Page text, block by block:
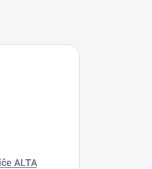
ALTA